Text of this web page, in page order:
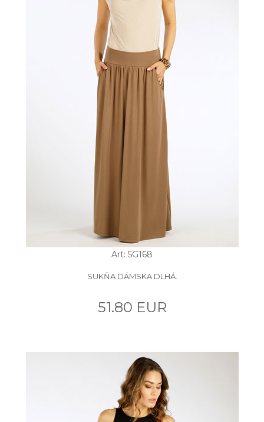
Art: 5G168
SUKŇA DÁMSKA DLHÁ.
51.80 EUR